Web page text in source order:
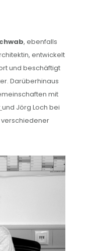
, ebenfalls
entwickelt
und beschäftigt
Darüberhinaus
mit
und Jörg Loch bei
verschiedener